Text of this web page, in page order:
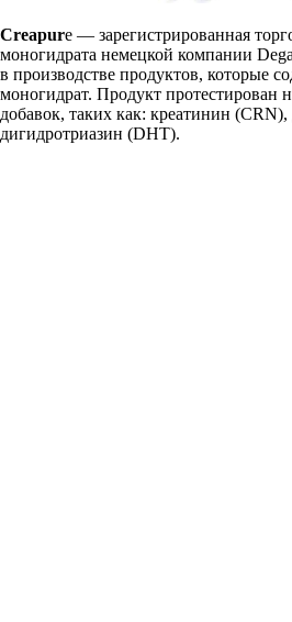
Creaрure — зарегистрированная
моногидрата немецкой компании
в производстве продуктов, которые
моногидрат. Продукт протестирован
добавок, таких как: креатинин
дигидротриазин (DHT).